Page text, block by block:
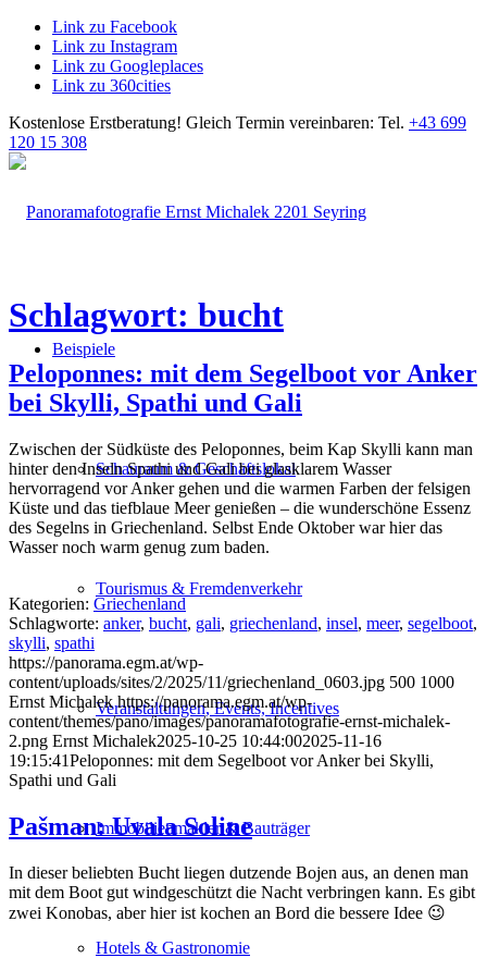
Link zu Facebook
Link zu Instagram
Link zu Googleplaces
Link zu 360cities
Kostenlose Erstberatung! Gleich Termin vereinbaren: Tel. +43 699
120 15 308
Beispiele
Schauraum & Geschäftslokal
Tourismus & Fremdenverkehr
Veranstaltungen, Events, Incentives
Immobilienmakler & Bauträger
Hotels & Gastronomie
Schlagwort: bucht
Peloponnes: mit dem Segelboot vor Anker
bei Skylli, Spathi und Gali
Zwischen der Südküste des Peloponnes, beim Kap Skylli kann man
hinter den Inseln Spathi und Gali bei glasklarem Wasser
hervorragend vor Anker gehen und die warmen Farben der felsigen
Küste und das tiefblaue Meer genießen – die wunderschöne Essenz
des Segelns in Griechenland. Selbst Ende Oktober war hier das
Wasser noch warm genug zum baden.
Kategorien: Griechenland
Schlagworte: anker, bucht, gali, griechenland, insel, meer, segelboot,
skylli, spathi
https://panorama.egm.at/wp-
content/uploads/sites/2/2025/11/griechenland_0603.jpg 500 1000
Ernst Michalek https://panorama.egm.at/wp-
content/themes/pano/images/panoramafotografie-ernst-michalek-
2.png Ernst Michalek2025-10-25 10:44:002025-11-16
19:15:41Peloponnes: mit dem Segelboot vor Anker bei Skylli,
Spathi und Gali
Pašman: Uvala Soline
In dieser beliebten Bucht liegen dutzende Bojen aus, an denen man
mit dem Boot gut windgeschützt die Nacht verbringen kann. Es gibt
zwei Konobas, aber hier ist kochen an Bord die bessere Idee 😉